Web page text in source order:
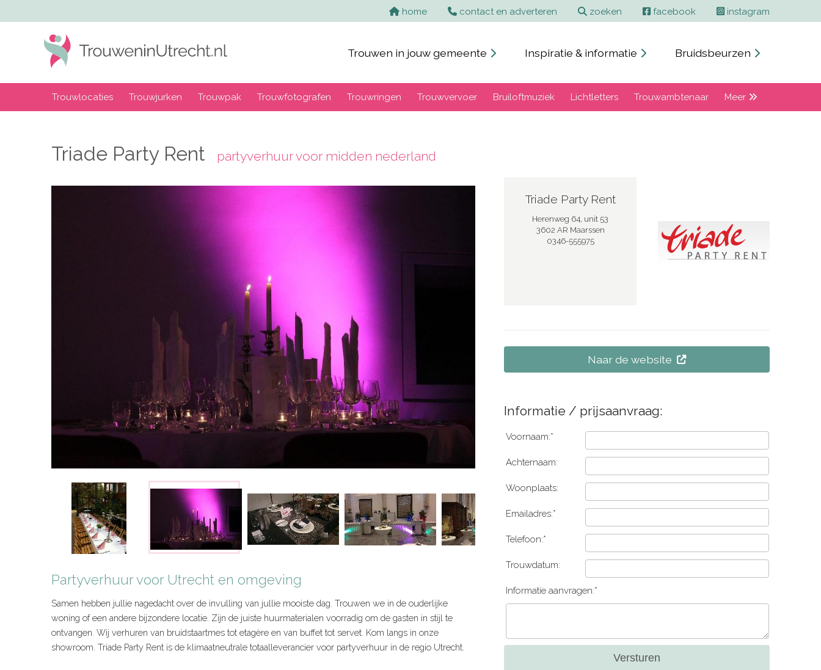
home contact en adverteren zoeken facebook instagram
Trouwen in jouw gemeente Inspiratie & informatie Bruidsbeurzen
Trouwlocaties Trouwjurken Trouwpak Trouwfotografen Trouwringen Trouwvervoer Bruiloftmuziek Lichtletters Trouwambtenaar Meer
Triade Party Rent partyverhuur voor midden nederland
Partyverhuur voor Utrecht en omgeving
Samen hebben jullie nagedacht over de invulling van jullie mooiste dag. Trouwen we in de ouderlijke
woning of een andere bijzondere locatie. Zijn de juiste huurmaterialen voorradig om de gasten in stijl te
ontvangen. Wij verhuren van bruidstaartmes tot etagère en van buffet tot servet. Kom langs in onze
showroom. Triade Party Rent is de klimaatneutrale totaalleverancier voor partyverhuur in de regio Utrecht.
Triade Party Rent
Herenweg 64, unit 53
3602 AR Maarssen
0346-555975
Naar de website
Informatie / prijsaanvraag:
Voornaam:*
Achternaam:
Woonplaats:
Emailadres:*
Telefoon:*
Trouwdatum:
Informatie aanvragen:*